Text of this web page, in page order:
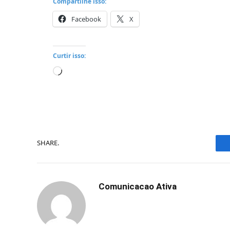
Facebook X
Curtir isso:
Carregando...
SHARE.
Comunicacao Ativa